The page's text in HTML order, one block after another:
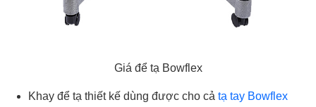
Giá để tạ Bowflex
Khay để tạ thiết kế dùng được cho cả tạ tay Bowflex